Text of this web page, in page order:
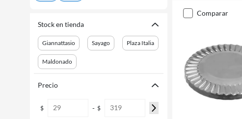
Stock en tienda
Giannattasio Sayago Plaza Italia
Maldonado
Precio
$ - $
comparar